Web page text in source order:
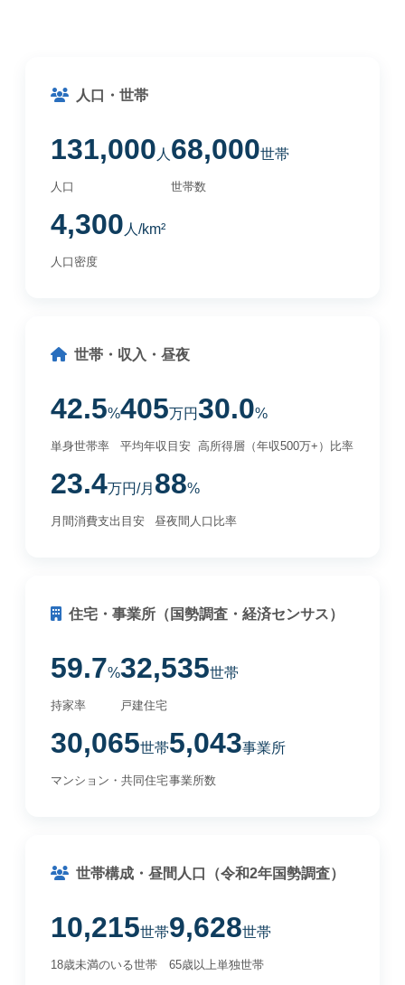
人口・世帯
131,000 人
人口
68,000世帯
世帯数
4,300 人/km²
人口密度
世帯・収入・昼夜
42.5%
単身世帯率
405万円
平均年収目安
30.0%
高所得層（年収500万+）比率
23.4万円/月
月間消費支出目安
88%
昼夜間人口比率
住宅・事業所（国勢調査・経済センサス）
59.7%
持家率
32,535世帯
戸建住宅
30,065世帯
マンション・共同住宅
5,043事業所
事業所数
世帯構成・昼間人口（令和2年国勢調査）
10,215世帯
18歳未満のいる世帯
9,628世帯
65歳以上単独世帯